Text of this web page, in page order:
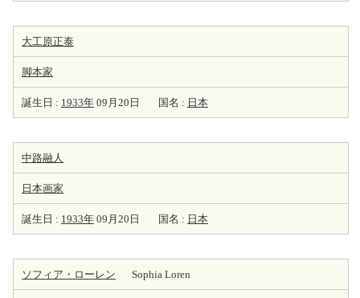
大工原正泰
脚本家
誕生日 : 1933年 09月20日 国名 : 日本
中路融人
日本画家
誕生日 : 1933年 09月20日 国名 : 日本
ソフィア・ローレン Sophia Loren